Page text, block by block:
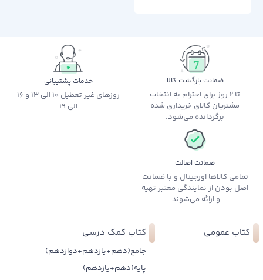
ضمانت بازگشت کالا
تا 2 روز برای احترام به انتخاب
مشتریان کالای خریداری شده
برگردانده می‌شود.
خدمات پشتیبانی
روزهای غیر تعطیل 10 الی 13 و 16
الی 19
ضمانت اصالت
تمامی کالاها اورجینال و با ضمانت
اصل بودن از نمایندگی معتبر تهیه
و ارائه می‌شوند.
کتاب عمومی کتاب کمک درسی
جامع(دهم+یازدهم+دوازدهم)
پایه(دهم+یازدهم)